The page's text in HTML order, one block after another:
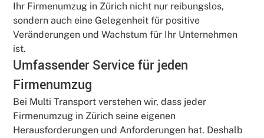
Ihr Firmenumzug in Zürich nicht nur reibungslos,
sondern auch eine Gelegenheit für positive
Veränderungen und Wachstum für Ihr Unternehmen
ist.
Umfassender Service für jeden
Firmenumzug
Bei Multi Transport verstehen wir, dass jeder
Firmenumzug in Zürich seine eigenen
Herausforderungen und Anforderungen hat. Deshalb